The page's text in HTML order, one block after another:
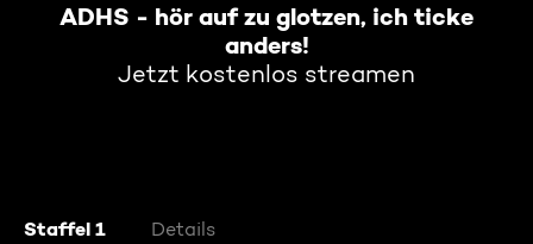
ADHS - hör auf zu glotzen, ich ticke
anders!
Jetzt kostenlos streamen
Staffel 1 Details